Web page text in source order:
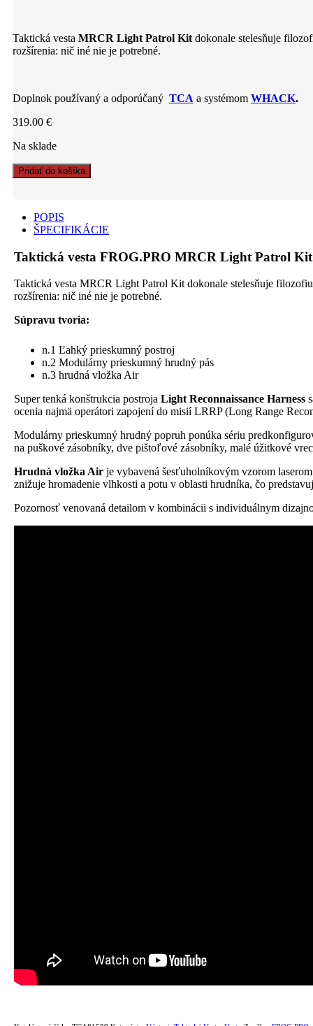
Taktická vesta MRCR Light Patrol Kit dokonale stelesňuje
rozšírenia: nič iné nie je potrebné.
Doplnok používaný a odporúčaný TCA a systémom WHACK.
319.00 €
Na sklade
Taktická
vesta
Light
Patrol
RANGER
quantity
Pridať do košíka
POPIS
ŠPECIFIKÁCIE
Taktická vesta FROG.PRO MRCR Light Patrol
Taktická vesta MRCR Light Patrol Kit dokonale stelesňuje
rozšírenia: nič iné nie je potrebné.
Súpravu tvoria:
n.1 Ľahký prieskumný postroj
n.2 Modulárny prieskumný hrudný pás
n.3 hrudná vložka Air
Super tenká konštrukcia postroja Light Reconnaissance Harness
ocenia najmä operátori zapojení do misií LRRP (Long Range
Modulárny prieskumný hrudný popruh ponúka sériu
na puškové zásobníky, dve pištoľové zásobníky, malé úžitkové
Hrudná vložka Air je vybavená šesťuholníkovým vzorom
znižuje hromadenie vlhkosti a potu v oblasti hrudníka, čo
Pozornosť venovaná detailom v kombinácii s individuálnym